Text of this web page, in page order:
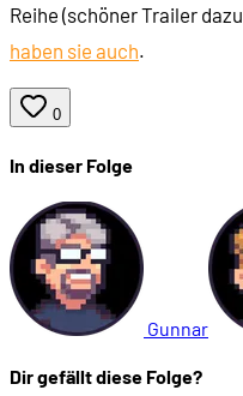
Reihe (schöner Trailer dazu
haben sie auch.
0
In dieser Folge
Gunnar
Dir gefällt diese Folge?